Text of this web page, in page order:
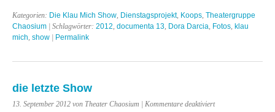
Kategorien: Die Klau Mich Show Dienstagsprojekt, Koops Theatergruppe
Chaosium | Schlagwörter: 2012 documenta 13 Dora Darcia Fotos klau
mich show | Permalink
die letzte Show
13. September 2012 von Theater Chaosium | Kommentare deaktiviertfür